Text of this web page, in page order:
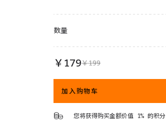
数量
￥179￥199
加入购物车
您将获得购买金额价值 1% 的积分